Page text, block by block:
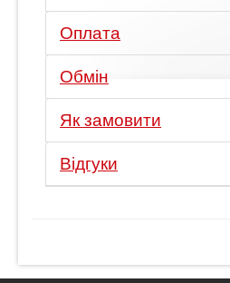
Оплата
Обмін
Як замовити
Відгуки